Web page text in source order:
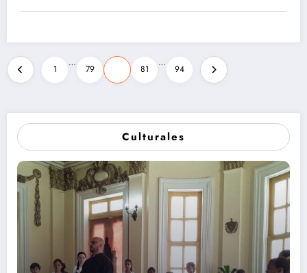
Paginación
de
entradas
1
…
79 81
…
94
Culturales